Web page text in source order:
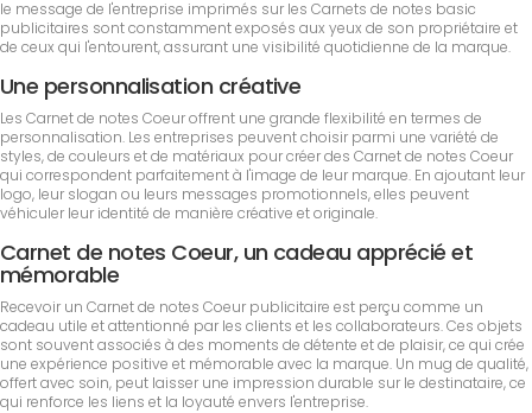
le message de l'entreprise imprimés sur les Carnets de notes basic
publicitaires sont constamment exposés aux yeux de son propriétaire et
de ceux qui l'entourent, assurant une visibilité quotidienne de la marque.
Une personnalisation créative
Les Carnet de notes Coeur offrent une grande flexibilité en termes de
personnalisation. Les entreprises peuvent choisir parmi une variété de
styles, de couleurs et de matériaux pour créer des Carnet de notes Coeur
qui correspondent parfaitement à l'image de leur marque. En ajoutant leur
logo, leur slogan ou leurs messages promotionnels, elles peuvent
véhiculer leur identité de manière créative et originale.
Carnet de notes Coeur, un cadeau apprécié et
mémorable
Recevoir un Carnet de notes Coeur publicitaire est perçu comme un
cadeau utile et attentionné par les clients et les collaborateurs. Ces objets
sont souvent associés à des moments de détente et de plaisir, ce qui crée
une expérience positive et mémorable avec la marque. Un mug de qualité,
offert avec soin, peut laisser une impression durable sur le destinataire, ce
qui renforce les liens et la loyauté envers l'entreprise.